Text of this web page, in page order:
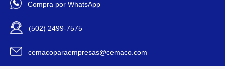
Compra por WhatsApp
(502) 2499-7575
cemacoparaempresas@cemaco.com